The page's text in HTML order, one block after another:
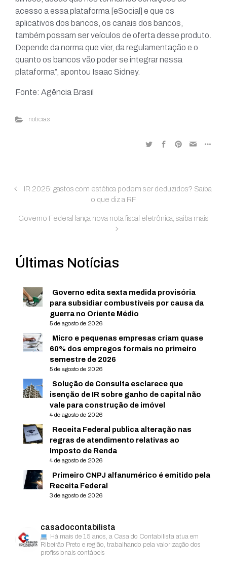
acesso a essa plataforma [eSocial] e que os
aplicativos dos bancos, os canais dos bancos,
também possam ser veículos de oferta desse produto.
Depende da norma que vier, da regulamentação e o
quanto os bancos vão poder se integrar nessa
plataforma”, apontou Isaac Sidney.
Fonte: Agência Brasil
noticias
IR 2025: gastos com estética podem ser deduzidos? Saiba
o que diz a RF
Governo Federal lança nova nota fiscal eletrônica; saiba mais
Últimas Notícias
Governo edita sexta medida provisória
para subsidiar combustíveis por causa da
guerra no Oriente Médio
5 de agosto de 2026
Micro e pequenas empresas criam quase
60% dos empregos formais no primeiro
semestre de 2026
5 de agosto de 2026
Solução de Consulta esclarece que
isenção de IR sobre ganho de capital não
vale para construção de imóvel
4 de agosto de 2026
Receita Federal publica alteração nas
regras de atendimento relativas ao
Imposto de Renda
4 de agosto de 2026
Primeiro CNPJ alfanumérico é emitido pela
Receita Federal
3 de agosto de 2026
casadocontabilista
Há mais de 15 anos, a Casa do Contabilista atua em
Ribeirão Preto e região, trabalhando pela valorização dos
profissionais contábeis